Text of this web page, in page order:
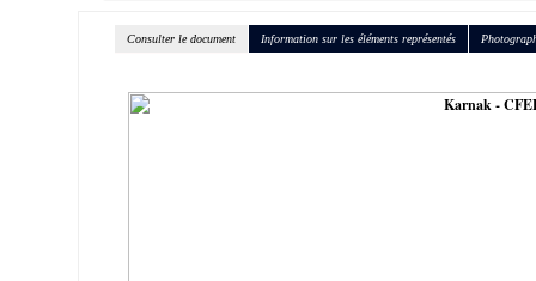
Consulter le document Information sur les éléments représentés